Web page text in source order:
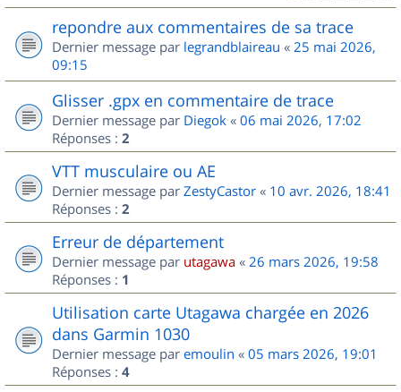
repondre aux commentaires de sa trace
Dernier message par legrandblaireau « 25 mai 2026,
09:15
Glisser .gpx en commentaire de trace
Dernier message par Diegok « 06 mai 2026, 17:02
Réponses : 2
VTT musculaire ou AE
Dernier message par ZestyCastor « 10 avr. 2026, 18:41
Réponses : 2
Erreur de département
Dernier message par utagawa « 26 mars 2026, 19:58
Réponses : 1
Utilisation carte Utagawa chargée en 2026
dans Garmin 1030
Dernier message par emoulin « 05 mars 2026, 19:01
Réponses : 4